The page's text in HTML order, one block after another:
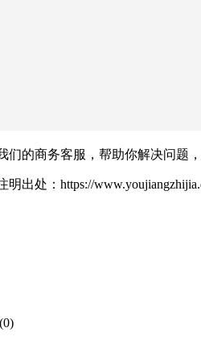
们的商务客服，帮助你解决问题
明出处：https://
(0)